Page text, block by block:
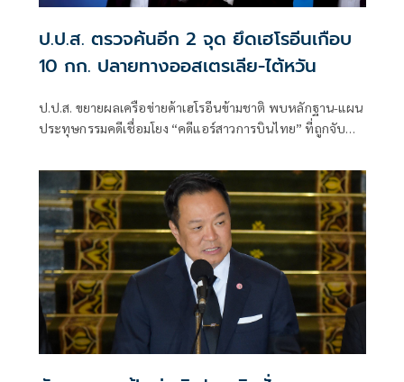
ป.ป.ส. ตรวจค้นอีก 2 จุด ยึดเฮโรอีนเกือบ
10 กก. ปลายทางออสเตรเลีย-ไต้หวัน
ป.ป.ส. ขยายผลเครือข่ายค้าเฮโรอีนข้ามชาติ พบหลักฐาน-แผน
ประทุษกรรมคดีเชื่อมโยง “คดีแอร์สาวการบินไทย” ที่ถูกจับที่
สอบสวนเป็นคดีพิเศษ เหตุ ขบวนการเครือข่ายขนาดใหญ่ ย้ำ
ขอทุ่มแรงกายล่าตัวผู้บงการทั้งในและต่างประเทศ เชื่อ
ขบวนการคนรับพัสดุปลายทางของ น.ส.มีนา มีคน